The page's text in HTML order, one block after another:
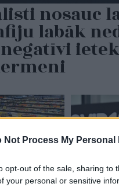
Not Process My
opt-out of the sale, sharing to
your personal or sensitive
nosauc
labāk